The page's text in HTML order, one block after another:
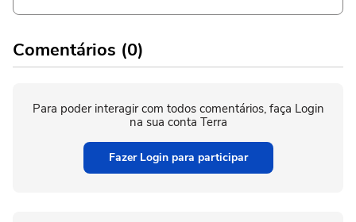
Comentários (0)
Para poder interagir com todos comentários, faça Login
na sua conta Terra
Fazer Login para participar